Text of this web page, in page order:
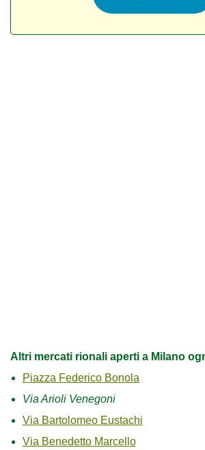
Altri mercati rionali aperti a Milano
Piazza Federico Bonola
Via Arioli Venegoni
Via Bartolomeo Eustachi
Via Benedetto Marcello